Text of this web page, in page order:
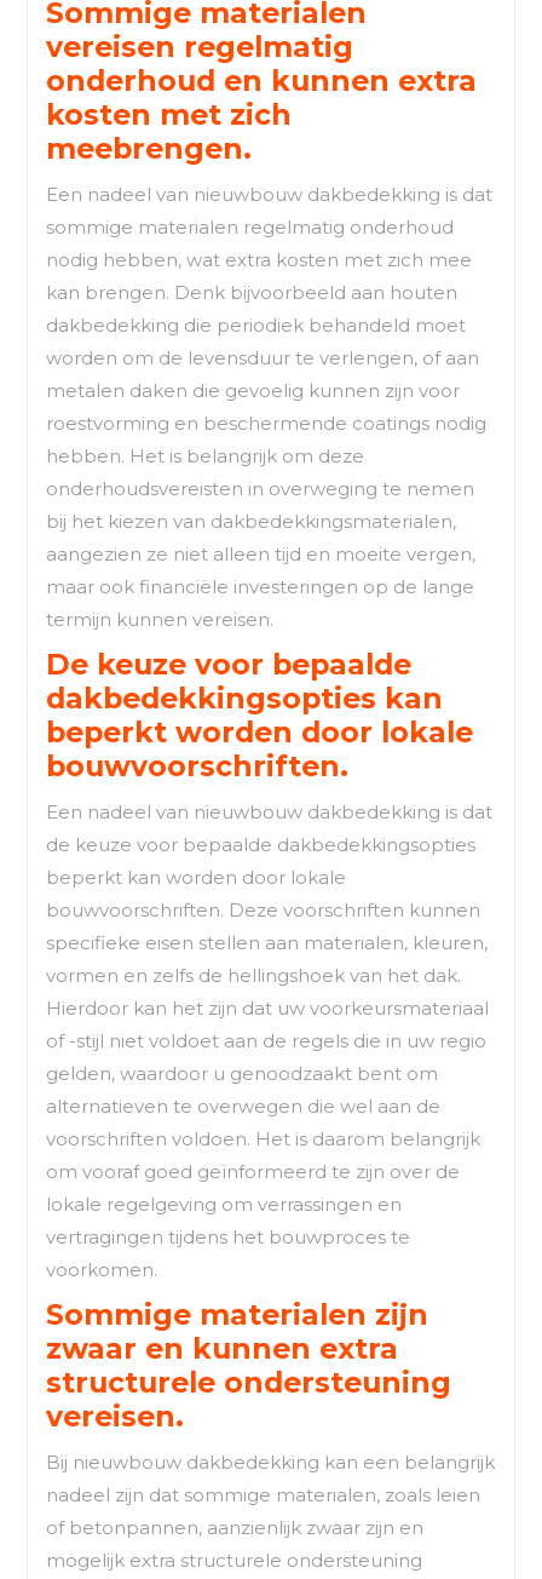
Sommige materialen
vereisen regelmatig
onderhoud en kunnen extra
kosten met zich
meebrengen.
Een nadeel van nieuwbouw dakbedekking is dat
sommige materialen regelmatig onderhoud
nodig hebben, wat extra kosten met zich mee
kan brengen. Denk bijvoorbeeld aan houten
dakbedekking die periodiek behandeld moet
worden om de levensduur te verlengen, of aan
metalen daken die gevoelig kunnen zijn voor
roestvorming en beschermende coatings nodig
hebben. Het is belangrijk om deze
onderhoudsvereisten in overweging te nemen
bij het kiezen van dakbedekkingsmaterialen,
aangezien ze niet alleen tijd en moeite vergen,
maar ook financiële investeringen op de lange
termijn kunnen vereisen.
De keuze voor bepaalde
dakbedekkingsopties kan
beperkt worden door lokale
bouwvoorschriften.
Een nadeel van nieuwbouw dakbedekking is dat
de keuze voor bepaalde dakbedekkingsopties
beperkt kan worden door lokale
bouwvoorschriften. Deze voorschriften kunnen
specifieke eisen stellen aan materialen, kleuren,
vormen en zelfs de hellingshoek van het dak.
Hierdoor kan het zijn dat uw voorkeursmateriaal
of -stijl niet voldoet aan de regels die in uw regio
gelden, waardoor u genoodzaakt bent om
alternatieven te overwegen die wel aan de
voorschriften voldoen. Het is daarom belangrijk
om vooraf goed geïnformeerd te zijn over de
lokale regelgeving om verrassingen en
vertragingen tijdens het bouwproces te
voorkomen.
Sommige materialen zijn
zwaar en kunnen extra
structurele ondersteuning
vereisen.
Bij nieuwbouw dakbedekking kan een belangrijk
nadeel zijn dat sommige materialen, zoals leien
of betonpannen, aanzienlijk zwaar zijn en
mogelijk extra structurele ondersteuning